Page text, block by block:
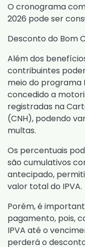
O cronograma
2026 pode ser
Desconto do Bom
Além dos
contribuintes
meio do programa
concedido a
registradas na
(CNH), podendo
multas.
Os percentuais
são cumulativos
antecipado,
valor total do IPVA.
Porém, é
pagamento, pois,
IPVA até o
perderá o